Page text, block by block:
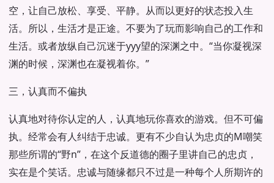
空，让自己放松、享受、平静。从而以更好的状态投入生
活。所以，生活才是正途。不要为了玩而影响自己的工作和
生活。或者放纵自己沉迷于yyy望的深渊之中。“当你凝视深
渊的时候，深渊也在凝视着你。”
三，认真而不偏执
认真地对待你认定的人，认真地玩你喜欢的游戏。但不可偏
执。经常会有人纠结于忠诚。更有不少自认为忠贞的M嘲笑
那些所谓的“野n”，在这个反道德的圈子里讲自己的忠贞，
实在是个笑话。忠诚与随缘都只不过是一种每个人所期许的